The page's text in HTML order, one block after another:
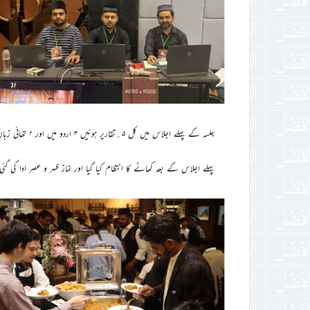
جلسہ کے پہلے اجلاس میں کل ۵؍تقاریر ہوئیں ۳ اردو میں اور ۲ تھائی زبان میں۔
پہلے اجلاس کے بعد کھانے کا انتظام کیا گیا اور نماز ظہر و عصر ادا کی